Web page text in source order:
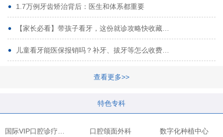
1.7万例牙齿矫治背后：医生和体系都重要
【家长必看】带孩子看牙，这份就诊攻略快收藏…
儿童看牙能医保报销吗？补牙、拔牙等怎么收费…
查看更多>>
特色专科
口腔颌面外科 数字化种植中心